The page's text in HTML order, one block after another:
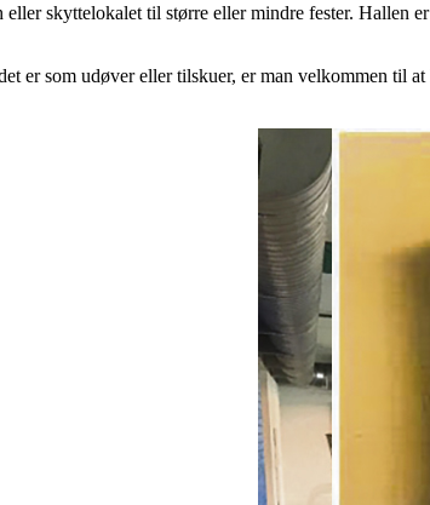
skyttelokalet til større eller mindre fester. Hallen
er som udøver eller tilskuer, er man velkommen til